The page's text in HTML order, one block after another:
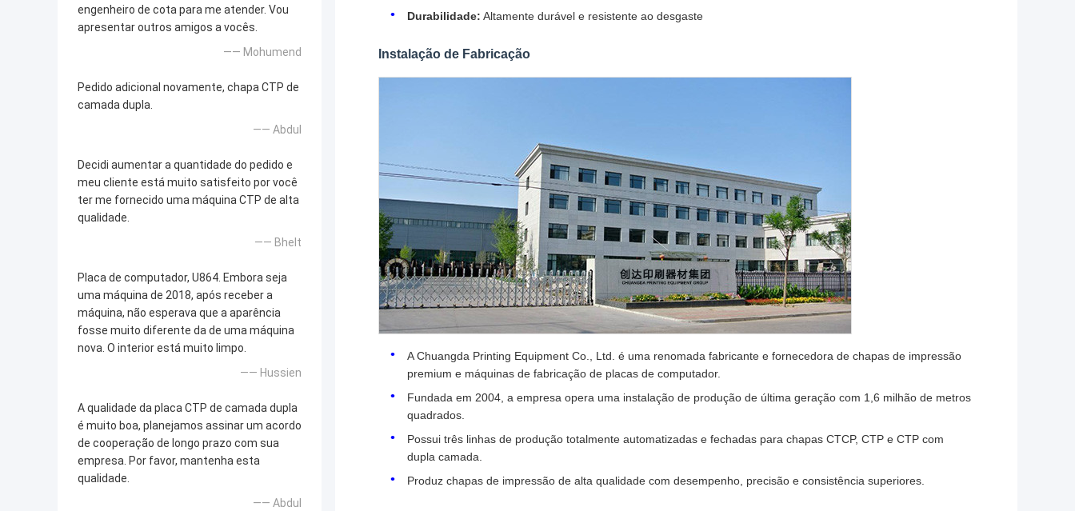
engenheiro de cota para me atender. Vou
apresentar outros amigos a vocês.
—— Mohumend
Pedido adicional novamente, chapa CTP de
camada dupla.
—— Abdul
Decidi aumentar a quantidade do pedido e
meu cliente está muito satisfeito por você
ter me fornecido uma máquina CTP de alta
qualidade.
—— Bhelt
Placa de computador, U864. Embora seja
uma máquina de 2018, após receber a
máquina, não esperava que a aparência
fosse muito diferente da de uma máquina
nova. O interior está muito limpo.
—— Hussien
A qualidade da placa CTP de camada dupla
é muito boa, planejamos assinar um acordo
de cooperação de longo prazo com sua
empresa. Por favor, mantenha esta
qualidade.
—— Abdul
Durabilidade: Altamente durável e resistente ao desgaste
Instalação de Fabricação
A Chuangda Printing Equipment Co., Ltd. é uma renomada fabricante e fornecedora de chapas de impressão
premium e máquinas de fabricação de placas de computador.
Fundada em 2004, a empresa opera uma instalação de produção de última geração com 1,6 milhão de metros
quadrados.
Possui três linhas de produção totalmente automatizadas e fechadas para chapas CTCP, CTP e CTP com
dupla camada.
Produz chapas de impressão de alta qualidade com desempenho, precisão e consistência superiores.